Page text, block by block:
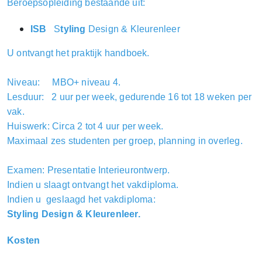
Beroepsopleiding bestaande uit:
ISB Styling Design & Kleurenleer
U ontvangt het praktijk handboek.
Niveau: MBO+ niveau 4.
Lesduur: 2 uur per week, gedurende 16 tot 18 weken per
vak.
Huiswerk: Circa 2 tot 4 uur per week.
Maximaal zes studenten per groep, planning in overleg.
Examen: Presentatie Interieurontwerp.
Indien u slaagt ontvangt het vakdiploma.
Indien u geslaagd het vakdiploma:
Styling Design & Kleurenleer.
Kosten